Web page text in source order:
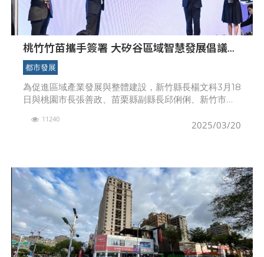
桃竹竹苗攜手簽署 大矽谷區域智慧發展倡議
(MOU) 共創繁榮
都市發展
為促進區域產業發展與整體建設，新竹縣長楊文科3月18
日與桃園市長張善政、苗栗縣副縣長邱俐俐、新竹市代
谷區域智慧發展倡議(MOU)」，四縣市首長透過合作意
2025/03/20
11240